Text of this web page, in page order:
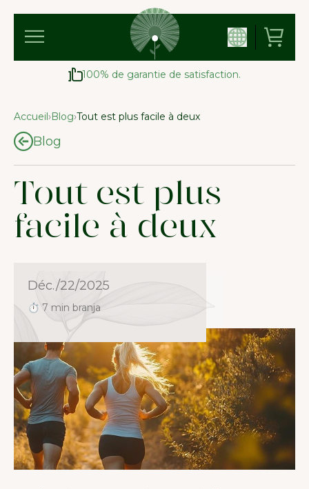
100% de garantie de satisfaction.
Accueil›Blog›Tout est plus facile à deux
Blog
Tout est plus
facile à deux
Déc./22/2025
⏱ 7 min branja